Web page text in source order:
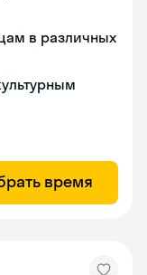
в различных
время